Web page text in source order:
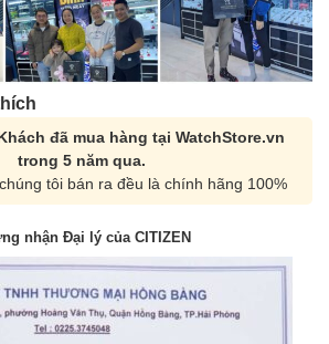
đã mua hàng tại WatchStore.vn
trong 5 năm qua.
tôi bán ra đều là chính hãng 100%
nhận Đại lý của CITIZEN